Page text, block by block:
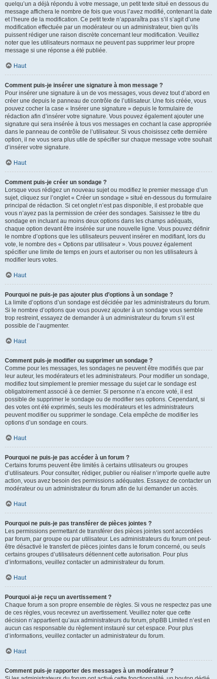
quelqu’un a déjà répondu à votre message, un petit texte situé en dessous du
message affichera le nombre de fois que vous l’avez modifié, contenant la date
et l’heure de la modification. Ce petit texte n’apparaîtra pas s’il s’agit d’une
modification effectuée par un modérateur ou un administrateur, bien qu’ils
puissent rédiger une raison discrète concernant leur modification. Veuillez
noter que les utilisateurs normaux ne peuvent pas supprimer leur propre
message si une réponse a été publiée.
Haut
Comment puis-je insérer une signature à mon message ?
Pour insérer une signature à un de vos messages, vous devez tout d’abord en
créer une depuis le panneau de contrôle de l’utilisateur. Une fois créée, vous
pouvez cocher la case « Insérer une signature » depuis le formulaire de
rédaction afin d’insérer votre signature. Vous pouvez également ajouter une
signature qui sera insérée à tous vos messages en cochant la case appropriée
dans le panneau de contrôle de l’utilisateur. Si vous choisissez cette dernière
option, il ne vous sera plus utile de spécifier sur chaque message votre souhait
d’insérer votre signature.
Haut
Comment puis-je créer un sondage ?
Lorsque vous rédigez un nouveau sujet ou modifiez le premier message d’un
sujet, cliquez sur l’onglet « Créer un sondage » situé en-dessous du formulaire
principal de rédaction. Si cet onglet n’est pas disponible, il est probable que
vous n’ayez pas la permission de créer des sondages. Saisissez le titre du
sondage en incluant au moins deux options dans les champs adéquats,
chaque option devant être insérée sur une nouvelle ligne. Vous pouvez définir
le nombre d’options que les utilisateurs peuvent insérer en modifiant, lors du
vote, le nombre des « Options par utilisateur ». Vous pouvez également
spécifier une limite de temps en jours et autoriser ou non les utilisateurs à
modifier leurs votes.
Haut
Pourquoi ne puis-je pas ajouter plus d’options à un sondage ?
La limite d’options d’un sondage est décidée par les administrateurs du forum.
Si le nombre d’options que vous pouvez ajouter à un sondage vous semble
trop restreint, essayez de demander à un administrateur du forum s’il est
possible de l’augmenter.
Haut
Comment puis-je modifier ou supprimer un sondage ?
Comme pour les messages, les sondages ne peuvent être modifiés que par
leur auteur, les modérateurs et les administrateurs. Pour modifier un sondage,
modifiez tout simplement le premier message du sujet car le sondage est
obligatoirement associé à ce dernier. Si personne n’a encore voté, il est
possible de supprimer le sondage ou de modifier ses options. Cependant, si
des votes ont été exprimés, seuls les modérateurs et les administrateurs
peuvent modifier ou supprimer le sondage. Cela empêche de modifier les
options d’un sondage en cours.
Haut
Pourquoi ne puis-je pas accéder à un forum ?
Certains forums peuvent être limités à certains utilisateurs ou groupes
d’utilisateurs. Pour consulter, rédiger, publier ou réaliser n’importe quelle autre
action, vous avez besoin des permissions adéquates. Essayez de contacter un
modérateur ou un administrateur du forum afin de lui demander un accès.
Haut
Pourquoi ne puis-je pas transférer de pièces jointes ?
Les permissions permettant de transférer des pièces jointes sont accordées
par forum, par groupe ou par utilisateur. Les administrateurs du forum ont peut-
être désactivé le transfert de pièces jointes dans le forum concerné, ou seuls
certains groupes d’utilisateurs détiennent cette autorisation. Pour plus
d’informations, veuillez contacter un administrateur du forum.
Haut
Pourquoi ai-je reçu un avertissement ?
Chaque forum a son propre ensemble de règles. Si vous ne respectez pas une
de ces règles, vous recevrez un avertissement. Veuillez noter que cette
décision n’appartient qu’aux administrateurs du forum, phpBB Limited n’est en
aucun cas responsable du règlement instauré sur cet espace. Pour plus
d’informations, veuillez contacter un administrateur du forum.
Haut
Comment puis-je rapporter des messages à un modérateur ?